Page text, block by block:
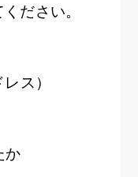
ださい。
ス）
か